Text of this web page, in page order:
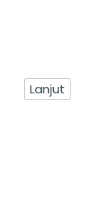
Lanjut